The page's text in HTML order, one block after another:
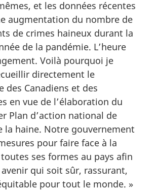
et les données récentes
augmentation du nombre de
de crimes haineux durant la
de la pandémie. L’heure
Voilà pourquoi je
directement le
des Canadiens et des
en vue de l’élaboration du
Plan d’action national de
la haine. Notre gouvernement
pour faire face à la
ses formes au pays afin
qui soit sûr, rassurant,
pour tout le monde. »